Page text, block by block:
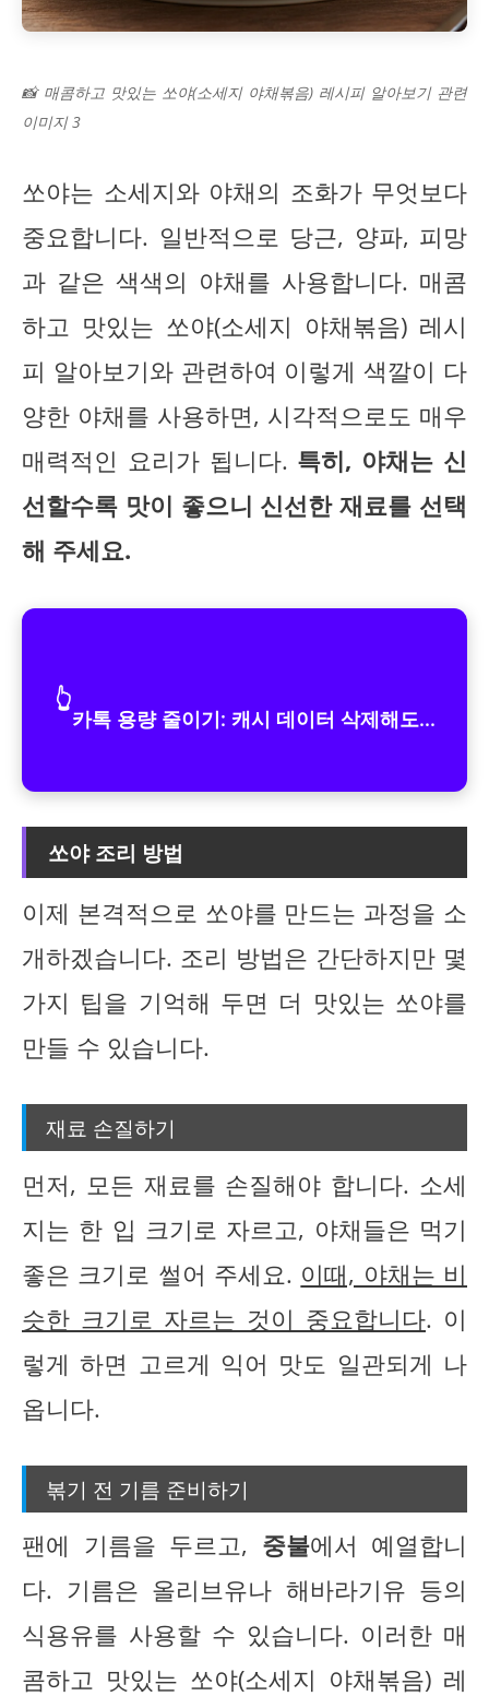
📸 매콤하고 맛있는 쏘야(소세지 야채볶음) 레시피 알아보기 관련
이미지 3
쏘야는 소세지와 야채의 조화가 무엇보다
중요합니다. 일반적으로 당근, 양파, 피망
과 같은 색색의 야채를 사용합니다. 매콤
하고 맛있는 쏘야(소세지 야채볶음) 레시
피 알아보기와 관련하여 이렇게 색깔이 다
양한 야채를 사용하면, 시각적으로도 매우
매력적인 요리가 됩니다. 특히, 야채는 신
선할수록 맛이 좋으니 신선한 재료를 선택
해 주세요.
👆
카톡 용량 줄이기: 캐시 데이터 삭제해도...
쏘야 조리 방법
이제 본격적으로 쏘야를 만드는 과정을 소
개하겠습니다. 조리 방법은 간단하지만 몇
가지 팁을 기억해 두면 더 맛있는 쏘야를
만들 수 있습니다.
재료 손질하기
먼저, 모든 재료를 손질해야 합니다. 소세
지는 한 입 크기로 자르고, 야채들은 먹기
좋은 크기로 썰어 주세요. 이때, 야채는 비
슷한 크기로 자르는 것이 중요합니다. 이
렇게 하면 고르게 익어 맛도 일관되게 나
옵니다.
볶기 전 기름 준비하기
팬에 기름을 두르고, 중불에서 예열합니
다. 기름은 올리브유나 해바라기유 등의
식용유를 사용할 수 있습니다. 이러한 매
콤하고 맛있는 쏘야(소세지 야채볶음) 레